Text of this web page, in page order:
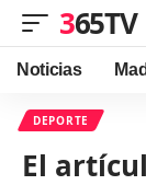
365TV
Noticias
DEPORTE
El